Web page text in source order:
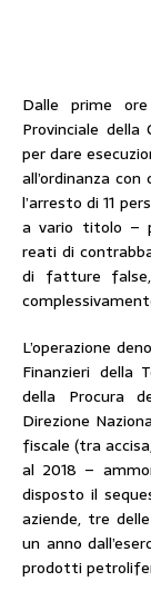
Dalle prime
Provinciale
per dare
all’ordinanza
l’arresto di 11
a vario titolo –
reati di
di fatture false,
L’operazione
Finanzieri della
della Procura
Direzione
fiscale (tra
al 2018 –
disposto il
aziende, tre
un anno
prodotti